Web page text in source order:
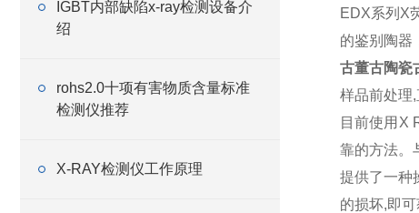
IGBT内部缺陷x-ray检测设备介
绍
rohs2.0十项有害物质含量标准
检测仪推荐
X-RAY检测仪工作原理
EDX系列X
的鉴别陶器
古董古陶瓷
样品前处理
目前使用X
靠的方法。
提供了一种
的损坏,即